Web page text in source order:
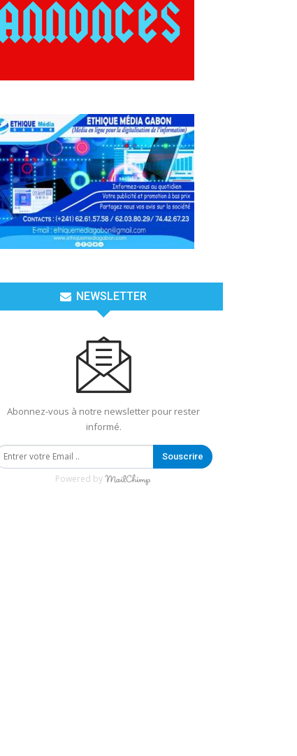
NEWSLETTER
Abonnez-vous à notre newsletter pour rester
informé.
Souscrire
Powered by